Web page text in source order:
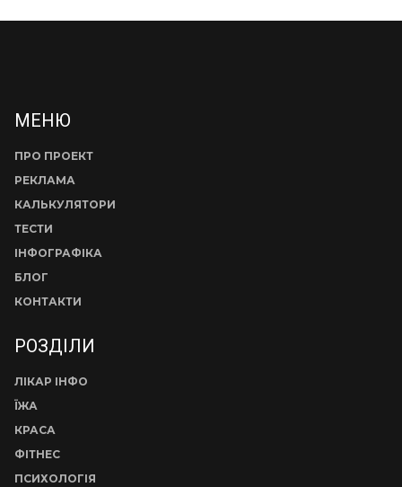
МЕНЮ
ПРО ПРОЕКТ
РЕКЛАМА
КАЛЬКУЛЯТОРИ
ТЕСТИ
ІНФОГРАФІКА
БЛОГ
КОНТАКТИ
РОЗДІЛИ
ЛІКАР ІНФО
ЇЖА
КРАСА
ФІТНЕС
ПСИХОЛОГІЯ